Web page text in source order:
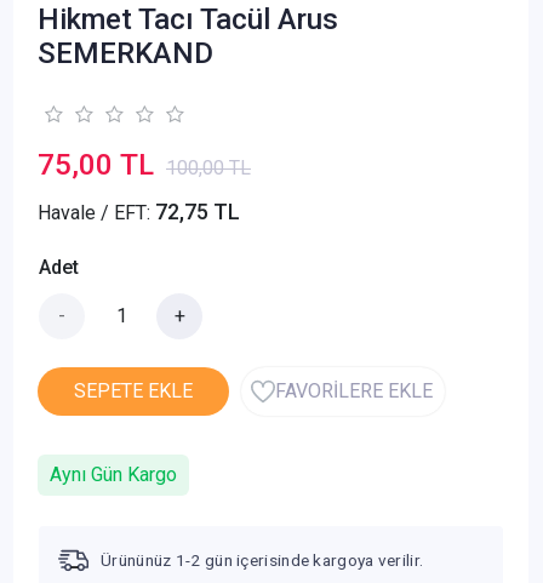
Hikmet Tacı Tacül Arus
SEMERKAND
75,00 TL 100,00 TL
Havale / EFT: 72,75 TL
Adet
- +
SEPETE EKLE FAVORİLERE EKLE
Aynı Gün Kargo
Ürününüz 1-2 gün içerisinde kargoya verilir.